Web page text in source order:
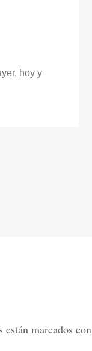
hoy y
marcados con